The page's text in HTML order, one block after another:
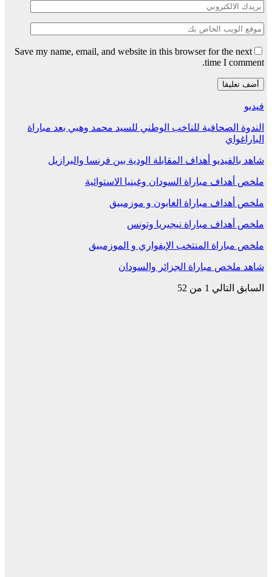
Save my name, email, and website in this browser for the next
time I comment.
فيديو
الندوة الصحافية للناخب الوطني للسيد محمد وهبي بعد مباراة
الباراغواي
شاهد بالفيديو أهداف المقابلة الودية بين فرنسا والبرازيل
ملخص أهداف مباراة السودان وغينيا الاستوائية
ملخص أهداف مباراة الغابون و موزمبيق
ملخص أهداف مباراة نيجيريا وتونس
ملخص مباراة المنتخب الإيفواري و الموزمبيق
شاهد ملخص مباراة الجزائر والسودان
السابق التالي 1 من 52